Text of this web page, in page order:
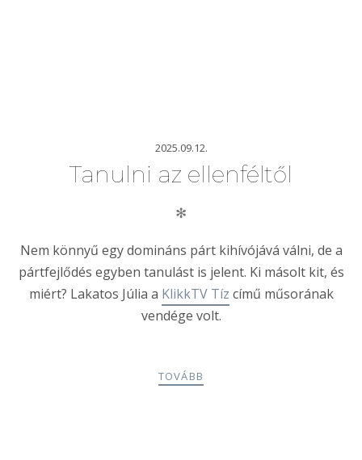
2025.09.12.
Tanulni az ellenféltől
✻
Nem könnyű egy domináns párt kihívójává válni, de a
pártfejlődés egyben tanulást is jelent. Ki másolt kit, és
miért? Lakatos Júlia a KlikkTV Tíz című műsorának
vendége volt.
TOVÁBB